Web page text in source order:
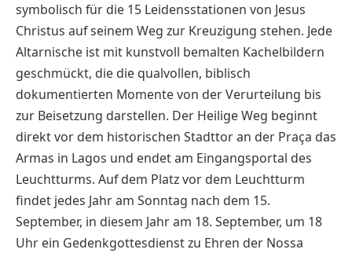
symbolisch für die 15 Leidensstationen von Jesus
Christus auf seinem Weg zur Kreuzigung stehen. Jede
Altarnische ist mit kunstvoll bemalten Kachelbildern
geschmückt, die die qualvollen, biblisch
dokumentierten Momente von der Verurteilung bis
zur Beisetzung darstellen. Der Heilige Weg beginnt
direkt vor dem historischen Stadttor an der Praça das
Armas in Lagos und endet am Eingangsportal des
Leuchtturms. Auf dem Platz vor dem Leuchtturm
findet jedes Jahr am Sonntag nach dem 15.
September, in diesem Jahr am 18. September, um 18
Uhr ein Gedenkgottesdienst zu Ehren der Nossa